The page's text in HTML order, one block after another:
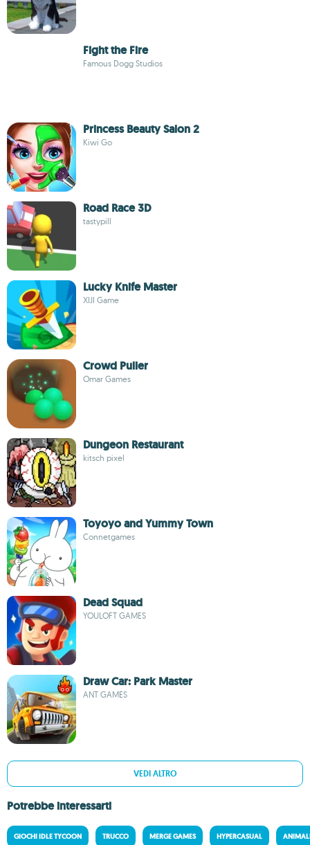
Fight the Fire
Famous Dogg Studios
Princess Beauty Salon 2
Kiwi Go
Road Race 3D
tastypill
Lucky Knife Master
XIJI Game
Crowd Puller
Omar Games
Dungeon Restaurant
kitsch pixel
Toyoyo and Yummy Town
Connetgames
Dead Squad
YOULOFT GAMES
Draw Car: Park Master
ANT GAMES
VEDI ALTRO
Potrebbe interessarti
GIOCHI IDLE TYCOON TRUCCO MERGE GAMES HYPERCASUAL